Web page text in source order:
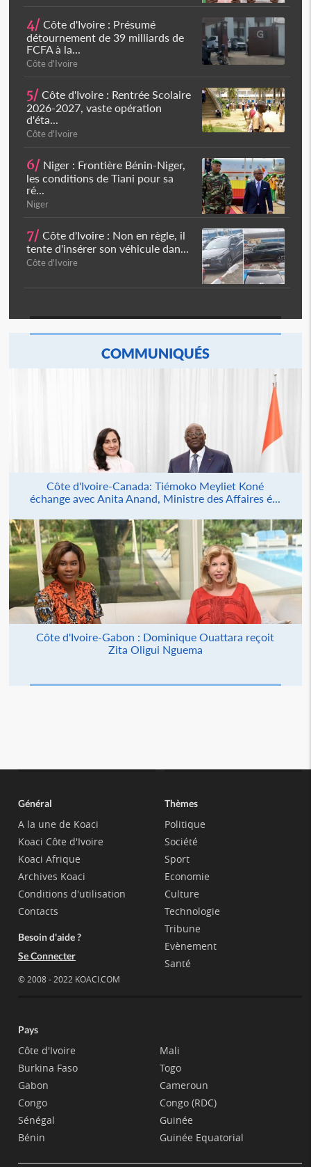
4/ Côte d'Ivoire : Présumé
détournement de 39 milliards de
FCFA à la...
Côte d'Ivoire
5/ Côte d'Ivoire : Rentrée Scolaire
2026-2027, vaste opération
d'éta...
Côte d'Ivoire
6/ Niger : Frontière Bénin-Niger,
les conditions de Tiani pour sa
ré...
Niger
7/ Côte d'Ivoire : Non en règle, il
tente d'insérer son véhicule dan...
Côte d'Ivoire
COMMUNIQUÉS
Côte d'Ivoire-Canada: Tiémoko Meyliet Koné
échange avec Anita Anand, Ministre des Affaires é...
Côte d'Ivoire-Gabon : Dominique Ouattara reçoit
Zita Oligui Nguema
Général
A la une de Koaci
Koaci Côte d'Ivoire
Koaci Afrique
Archives Koaci
Conditions d'utilisation
Contacts
Besoin d'aide ?
Se Connecter
© 2008 - 2022 KOACI.COM
Thèmes
Politique
Société
Sport
Economie
Culture
Technologie
Tribune
Evènement
Santé
Pays
Côte d'Ivoire
Burkina Faso
Gabon
Congo
Sénégal
Bénin
Mali
Togo
Cameroun
Congo (RDC)
Guinée
Guinée Equatorial